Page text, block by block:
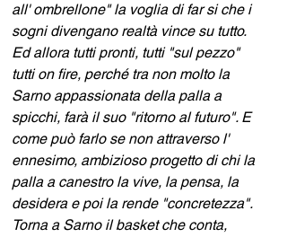
all' ombrellone" la voglia di far si che i
sogni divengano realtà vince su tutto.
Ed allora tutti pronti, tutti "sul pezzo"
tutti on fire, perché tra non molto la
Sarno appassionata della palla a
spicchi, farà il suo "ritorno al futuro". E
come può farlo se non attraverso l'
ennesimo, ambizioso progetto di chi la
palla a canestro la vive, la pensa, la
desidera e poi la rende "concretezza".
Torna a Sarno il basket che conta,